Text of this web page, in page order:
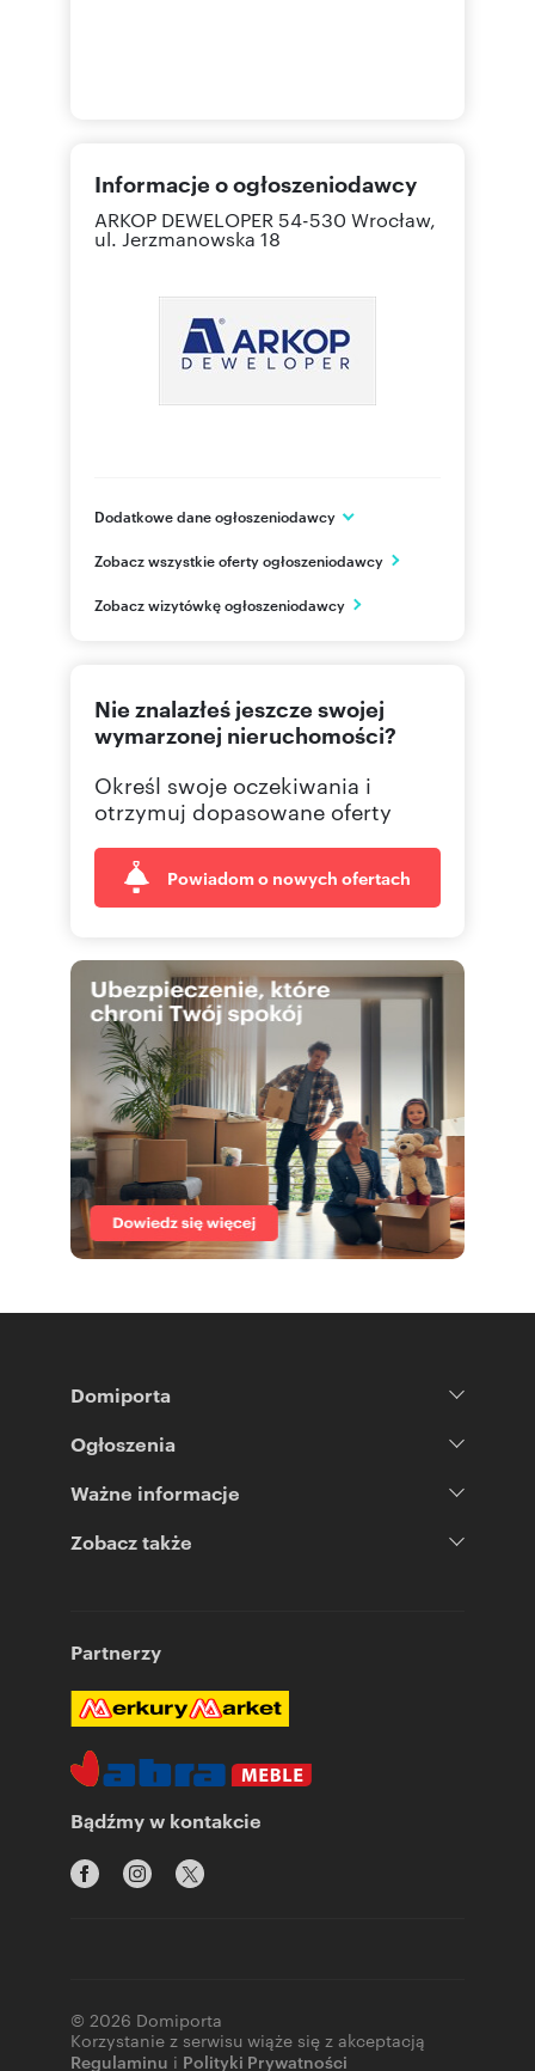
Informacje o ogłoszeniodawcy
ARKOP DEWELOPER 54-530 Wrocław,
ul. Jerzmanowska 18
Dodatkowe dane ogłoszeniodawcy
ul. Jerzmanowska 18
71 310
Zobacz wszystkie oferty ogłoszeniodawcy
Zobacz wizytówkę ogłoszeniodawcy
Nie znalazłeś jeszcze swojej
wymarzonej nieruchomości?
Określ swoje oczekiwania i
otrzymuj dopasowane oferty
Powiadom o nowych ofertach
Domiporta
Ogłoszenia
Ważne informacje
Zobacz także
Partnerzy
Bądźmy w kontakcie
© 2026 Domiporta
Korzystanie z serwisu wiąże się z akceptacją
Regulaminu i Polityki Prywatności